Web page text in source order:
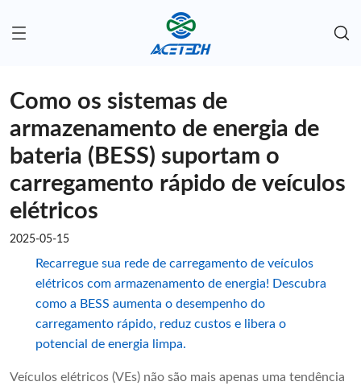
Como os sistemas de
armazenamento de energia de
bateria (BESS) suportam o
carregamento rápido de veículos
elétricos
2025-05-15
Recarregue sua rede de carregamento de veículos
elétricos com armazenamento de energia! Descubra
como a BESS aumenta o desempenho do
carregamento rápido, reduz custos e libera o
potencial de energia limpa.
Veículos elétricos (VEs) não são mais apenas uma tendência